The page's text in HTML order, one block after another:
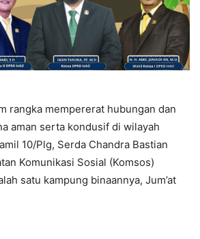
rangka mempererat hubungan dan
aman serta kondusif di wilayah
10/Plg, Serda Chandra Bastian
Komunikasi Sosial (Komsos)
satu kampung binaannya, Jum’at